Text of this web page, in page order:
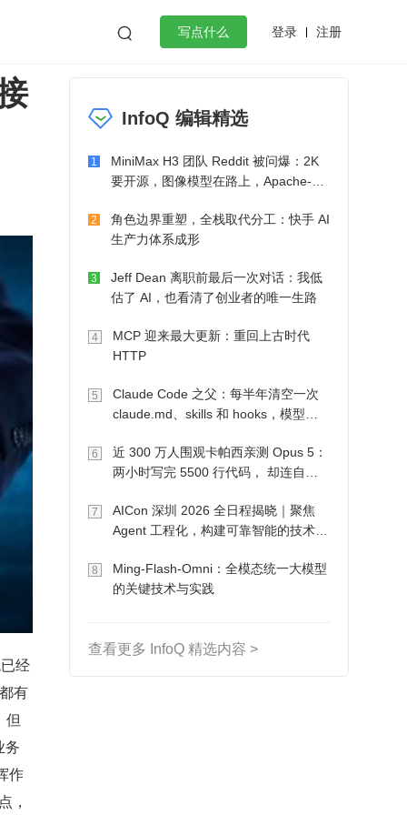
 写点什么 登录 注册
工作
微服务架构 flutter
经
有
但
务
作
，
InfoQ 编辑精选
1
MiniMax H3 团队 Reddit 被问爆：2K
要开源，图像模型在路上，Apache-2.0
2
角色边界重塑，全栈取代分工：快手 AI
生产力体系成形
3
Jeff Dean 离职前最后一次对话：我低
估了 AI，也看清了创业者的唯一生路
4
MCP 迎来最大更新：重回上古时代
HTTP
5
Claude Code 之父：每半年清空一次
claude.md、skills 和 hooks，模型自
6
近 300 万人围观卡帕西亲测 Opus 5：
两小时写完 5500 行代码， 却连自己
7
AICon 深圳 2026 全日程揭晓｜聚焦
Agent 工程化，构建可靠智能的技术路
8
Ming-Flash-Omni：全模态统一大模型
的关键技术与实践
查看更多 InfoQ 精选内容 >